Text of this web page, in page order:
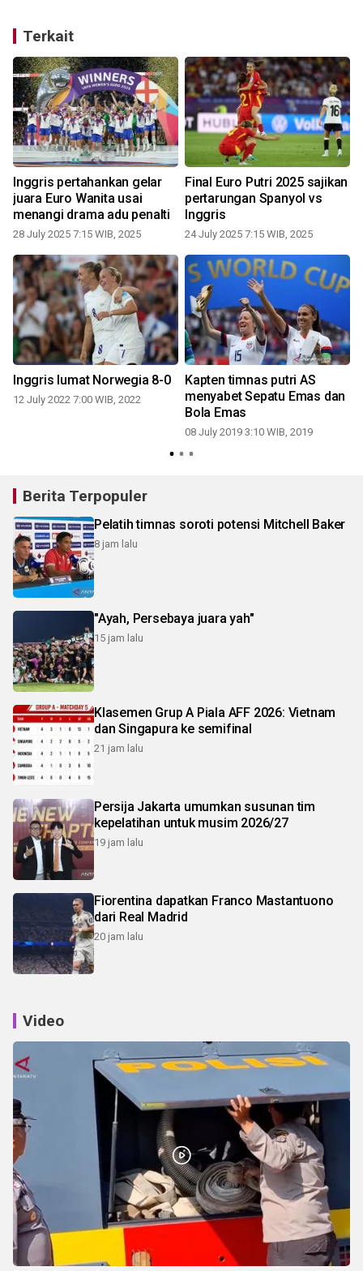
Terkait
Inggris pertahankan gelar
juara Euro Wanita usai
menangi drama adu penalti
28 July 2025 7:15 WIB, 2025
Final Euro Putri 2025 sajikan
pertarungan Spanyol vs
Inggris
24 July 2025 7:15 WIB, 2025
Inggris lumat Norwegia 8-0
12 July 2022 7:00 WIB, 2022
Kapten timnas putri AS
menyabet Sepatu Emas dan
Bola Emas
08 July 2019 3:10 WIB, 2019
Berita Terpopuler
Pelatih timnas soroti potensi Mitchell Baker
8 jam lalu
"Ayah, Persebaya juara yah"
15 jam lalu
Klasemen Grup A Piala AFF 2026: Vietnam
dan Singapura ke semifinal
21 jam lalu
Persija Jakarta umumkan susunan tim
kepelatihan untuk musim 2026/27
19 jam lalu
Fiorentina dapatkan Franco Mastantuono
dari Real Madrid
20 jam lalu
Video